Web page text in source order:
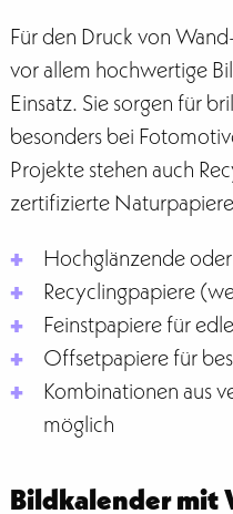
Für den Druck von
vor allem hochwertige
Einsatz. Sie sorgen für
besonders bei
Projekte stehen auch
zertifizierte
Hochglänzende
Recyclingpapiere
Feinstpapiere für
Offsetpapiere für
Kombinationen aus
möglich
Bildkalender mit